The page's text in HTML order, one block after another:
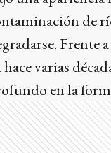
de
Frente
hace varias
en la